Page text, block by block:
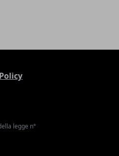
legge n°